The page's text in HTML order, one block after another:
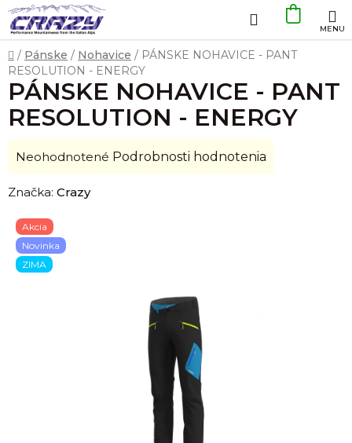
Prejsť
na
obsah
Hľadať
KOŠÍK
Domov
/ Pánske / Nohavice / PÁNSKE NOHAVICE - PANT
RESOLUTION - ENERGY
PÁNSKE NOHAVICE - PANT
RESOLUTION - ENERGY
Priemerné
produktu
0,0
z
5
Neohodnotené Podrobnosti hodnotenia
Značka: Crazy
Akcia
Novinka
ZIMA